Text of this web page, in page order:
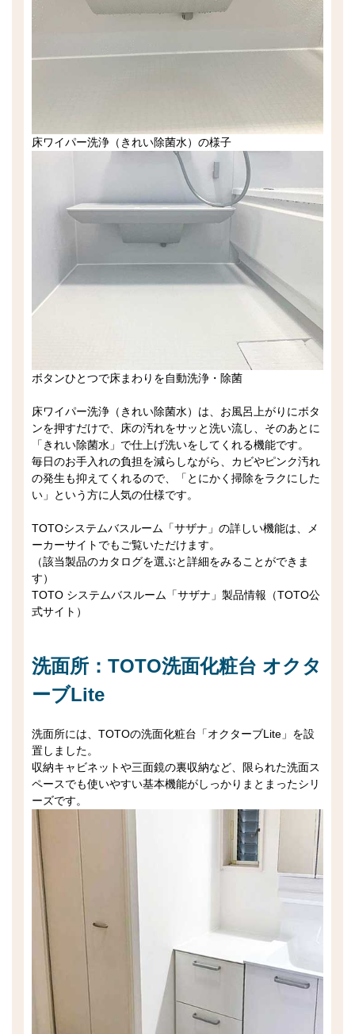
床ワイパー洗浄（きれい除菌水）の様子
ボタンひとつで床まわりを自動洗浄・除菌
床ワイパー洗浄（きれい除菌水）は、お風呂上がりにボタ
ンを押すだけで、床の汚れをサッと洗い流し、そのあとに
「きれい除菌水」で仕上げ洗いをしてくれる機能です。
毎日のお手入れの負担を減らしながら、カビやピンク汚れ
の発生も抑えてくれるので、「とにかく掃除をラクにした
い」という方に人気の仕様です。
TOTOシステムバスルーム「サザナ」の詳しい機能は、メ
ーカーサイトでもご覧いただけます。
（該当製品のカタログを選ぶと詳細をみることができま
す）
TOTO システムバスルーム「サザナ」製品情報（TOTO公
式サイト）
洗面所：TOTO洗面化粧台 オクタ
ーブLite
洗面所には、TOTOの洗面化粧台「オクターブLite」を設
置しました。
収納キャビネットや三面鏡の裏収納など、限られた洗面ス
ペースでも使いやすい基本機能がしっかりまとまったシリ
ーズです。